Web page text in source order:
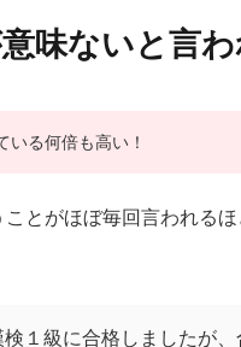
味ないと言
る何倍も高い！
とがほぼ毎回言われるほ
１級に合格しましたが、